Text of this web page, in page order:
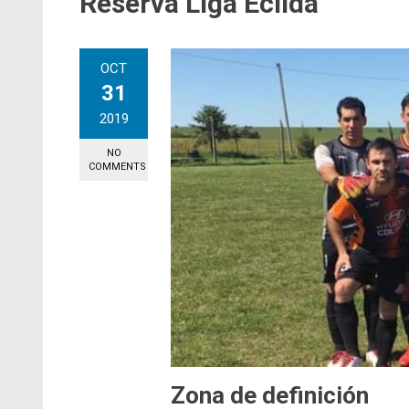
OCT
31
2019
NO
COMMENTS
Zona de definición